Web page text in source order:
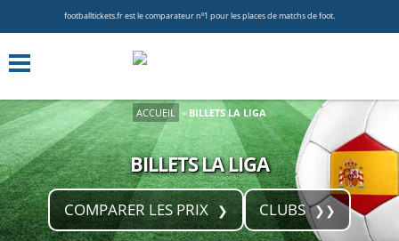
footballtickets.fr est le comparateur nº1 pour les places de matchs de foot.
ACCUEIL » BILLETS LA LIGA
BILLETS LA LIGA
COMPARER LES PRIX CLUBS